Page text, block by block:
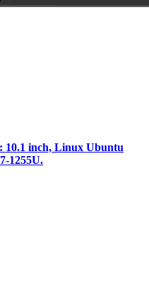
10.1 inch, Linux Ubuntu
1255U.